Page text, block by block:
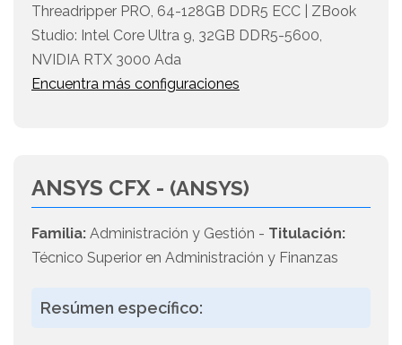
Threadripper PRO, 64-128GB DDR5 ECC | ZBook
Studio: Intel Core Ultra 9, 32GB DDR5-5600,
NVIDIA RTX 3000 Ada
Encuentra más configuraciones
ANSYS CFX - (ANSYS)
Familia: Administración y Gestión - Titulación:
Técnico Superior en Administración y Finanzas
Resúmen específico: